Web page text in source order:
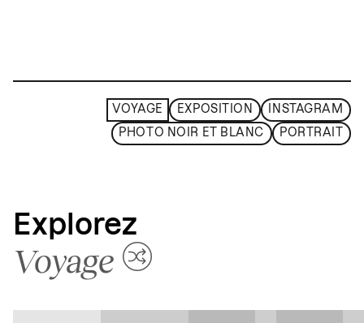
VOYAGE EXPOSITION INSTAGRAM
PHOTO NOIR ET BLANC PORTRAIT
Explorez
Voyage